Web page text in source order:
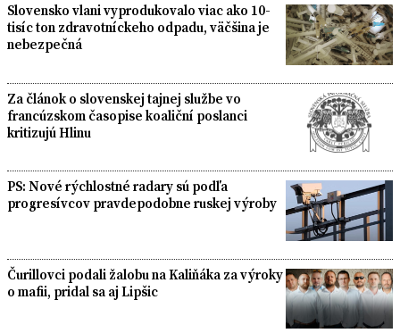
Slovensko vlani vyprodukovalo viac ako 10-
tisíc ton zdravotníckeho odpadu, väčšina je
nebezpečná
Za článok o slovenskej tajnej službe vo
francúzskom časopise koaliční poslanci
kritizujú Hlinu
PS: Nové rýchlostné radary sú podľa
progresívcov pravdepodobne ruskej výroby
Čurillovci podali žalobu na Kaliňáka za výroky
o mafii, pridal sa aj Lipšic